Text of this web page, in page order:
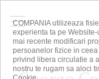
COMPANIA utilizeaza
experienta ta pe
mai recente modificari
persoanelor fizice in
privind libera circulatie a
nostru te rugam sa aloci